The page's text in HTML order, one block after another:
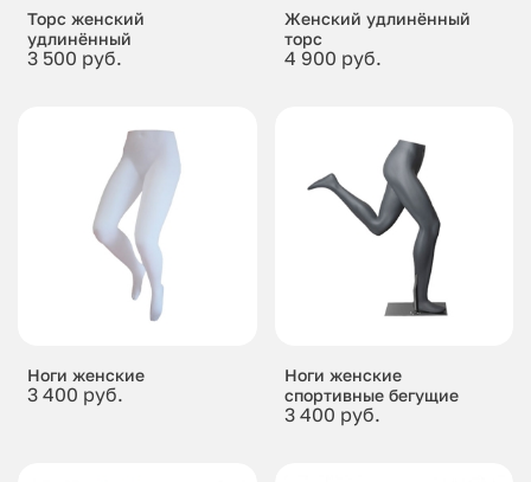
Торс женский
удлинённый
3 500 руб.
Женский удлинённый
торс
4 900 руб.
Ноги женские
3 400 руб.
Ноги женские
спортивные бегущие
3 400 руб.